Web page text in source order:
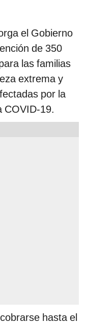
el Gobierno
de 350
las familias
extrema y
por la
COVID-19.
hasta el